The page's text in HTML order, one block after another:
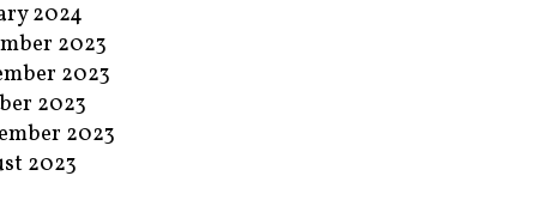
2024
2023
2023
2023
2023
2023